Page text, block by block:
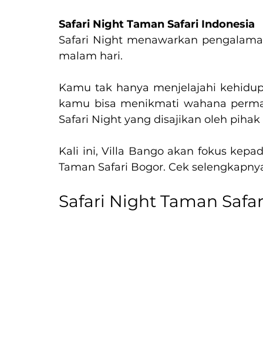
Safari Night Taman Safari Indonesia
Safari Night menawarkan
malam hari.
Kamu tak hanya menjelajahi
kamu bisa menikmati wahana
Safari Night yang disajikan oleh
Kali ini, Villa Bango akan fokus
Taman Safari Bogor. Cek
Safari Night Taman